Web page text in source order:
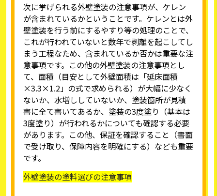
次に挙げられる外壁塗装の注意事項が、ケレン
が含まれているかということです。ケレンとは外
壁塗装を行う前にするやすり等の処理のことで、
これが行われていないと数年で剥離を起こしてし
まう工程なため、含まれているか否かは重要な注
意事項です。この他の外壁塗装の注意事項とし
て、面積（目安として外壁面積は「延床面積
×3.3×1.2」の式で求められる）が大幅に少なく
ないか、水増ししていないか、塗装箇所が見積
書に全て書いてあるか、塗装の3度塗り（基本は
3度塗り）が行われるかについても確認する必要
があります。この他、保証を確認すること（書面
で受け取り、保障内容を明確にする）なども重要
です。
外壁塗装の塗料選びの注意事項